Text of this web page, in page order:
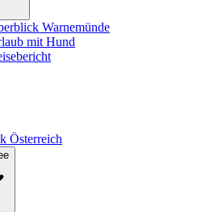
Warnemünde
mit Hund
Österreich